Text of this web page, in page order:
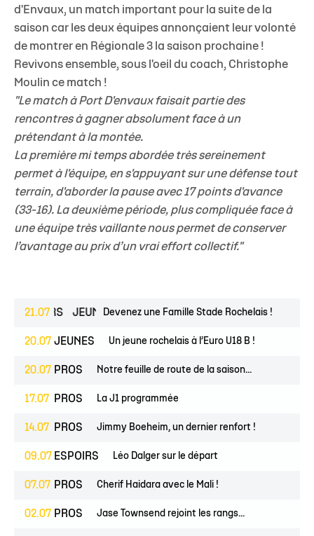
d'Envaux, un match important pour la suite de la
saison car les deux équipes annonçaient leur volonté
de montrer en Régionale 3 la saison prochaine !
Revivons ensemble, sous l'oeil du coach, Christophe
Moulin ce match !
"Le match à Port D'envaux faisait partie des
rencontres à gagner absolument face à un
prétendant à la montée.
La première mi temps abordée très sereinement
permet à l'équipe, en s'appuyant sur une défense tout
terrain, d'aborder la pause avec 17 points d'avance
(33-16). La deuxième période, plus compliquée face à
une équipe très vaillante nous permet de conserver
l’avantage au prix d’un vrai effort collectif."
21.07
ESPOIRS JEUNES Devenez une Famille Stade Rochelais !
20.07 JEUNES Un jeune rochelais à l’Euro U18 B !
20.07 PROS Notre feuille de route de la saison...
17.07 PROS La J1 programmée
14.07 PROS Jimmy Boeheim, un dernier renfort !
09.07 ESPOIRS Léo Dalger sur le départ
07.07 PROS Cherif Haidara avec le Mali !
02.07 PROS Jase Townsend rejoint les rangs...